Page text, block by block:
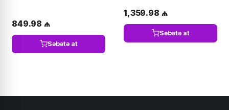
849.98 ₼
Səbətə at
1,359.98 ₼
Səbətə at